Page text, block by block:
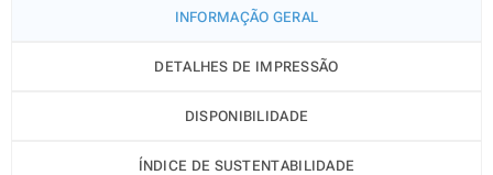
INFORMAÇÃO GERAL
DETALHES DE IMPRESSÃO
DISPONIBILIDADE
ÍNDICE DE SUSTENTABILIDADE